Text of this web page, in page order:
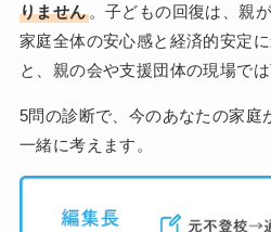
りません。子どもの回復は、親
家庭全体の安心感と経済的安定
と、親の会や支援団体の現場では
5問の診断で、今のあなたの家庭
一緒に考えます。